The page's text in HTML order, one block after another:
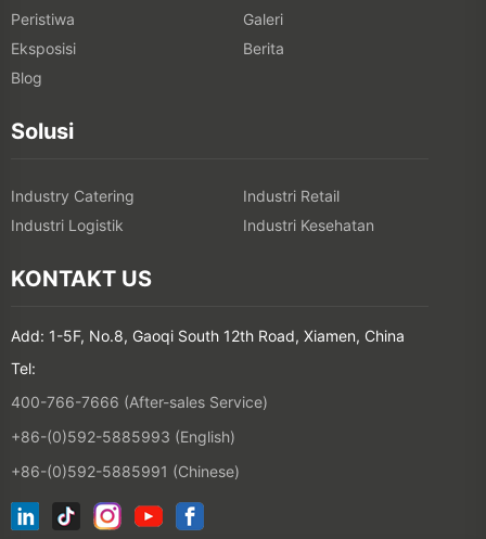
Peristiwa
Galeri
Eksposisi
Berita
Blog
Solusi
Industry Catering
Industri Retail
Industri Logistik
Industri Kesehatan
KONTAKT US
Add: 1-5F, No.8, Gaoqi South 12th Road, Xiamen, China
Tel:
400-766-7666 (After-sales Service)
+86-(0)592-5885993 (English)
+86-(0)592-5885991 (Chinese)